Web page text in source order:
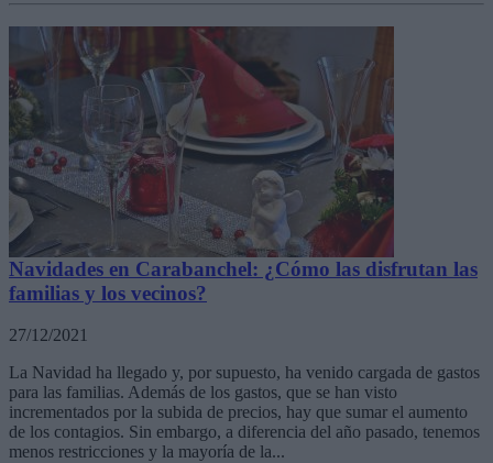
Navidades en Carabanchel: ¿Cómo las disfrutan las
familias y los vecinos?
27/12/2021
La Navidad ha llegado y, por supuesto, ha venido cargada de gastos
para las familias. Además de los gastos, que se han visto
incrementados por la subida de precios, hay que sumar el aumento
de los contagios. Sin embargo, a diferencia del año pasado, tenemos
menos restricciones y la mayoría de la...